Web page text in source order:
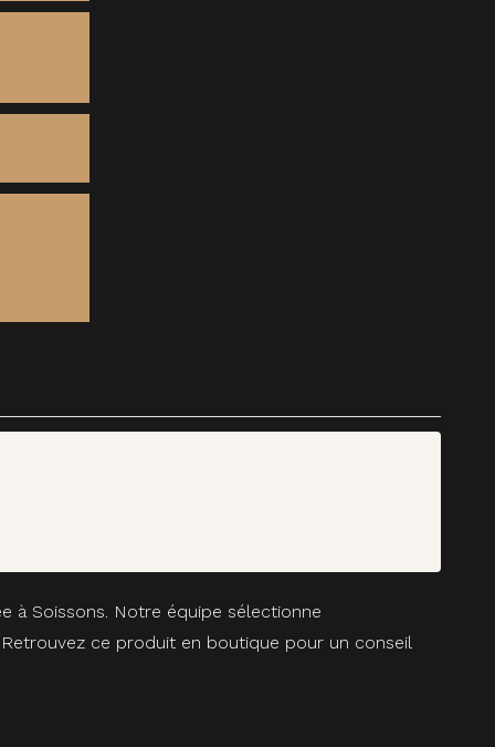
à Soissons. Notre équipe sélectionne
ce produit en boutique pour un conseil